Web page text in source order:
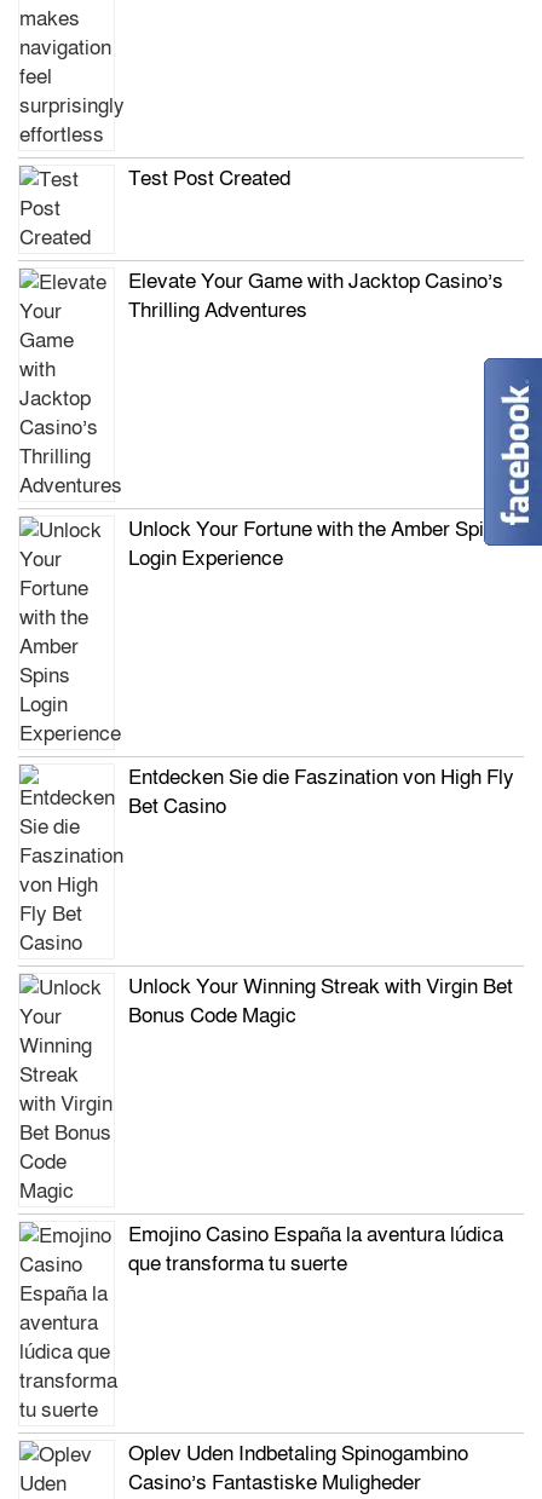
Test Post Created
Elevate Your Game with Jacktop Casino’s
Thrilling Adventures
Unlock Your Fortune with the Amber Spins
Login Experience
Entdecken Sie die Faszination von High Fly
Bet Casino
Unlock Your Winning Streak with Virgin Bet
Bonus Code Magic
Emojino Casino España la aventura lúdica
que transforma tu suerte
Oplev Uden Indbetaling Spinogambino
Casino’s Fantastiske Muligheder